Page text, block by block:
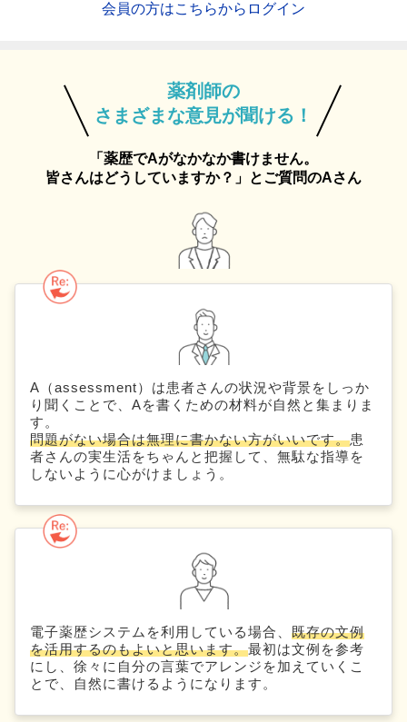
会員の方はこちらからログイン
薬剤師の
さまざまな意見が聞ける！
「薬歴でAがなかなか書けません。
皆さんはどうしていますか？」とご質問のAさん
A（assessment）は患者さんの状況や背景をしっか
り聞くことで、Aを書くための材料が自然と集まりま
す。
問題がない場合は無理に書かない方がいいです。患
者さんの実生活をちゃんと把握して、無駄な指導を
しないように心がけましょう。
電子薬歴システムを利用している場合、 既存の文例
を活用するのもよいと思います。最初は文例を参考
にし、徐々に自分の言葉でアレンジを加えていくこ
とで、自然に書けるようになります。